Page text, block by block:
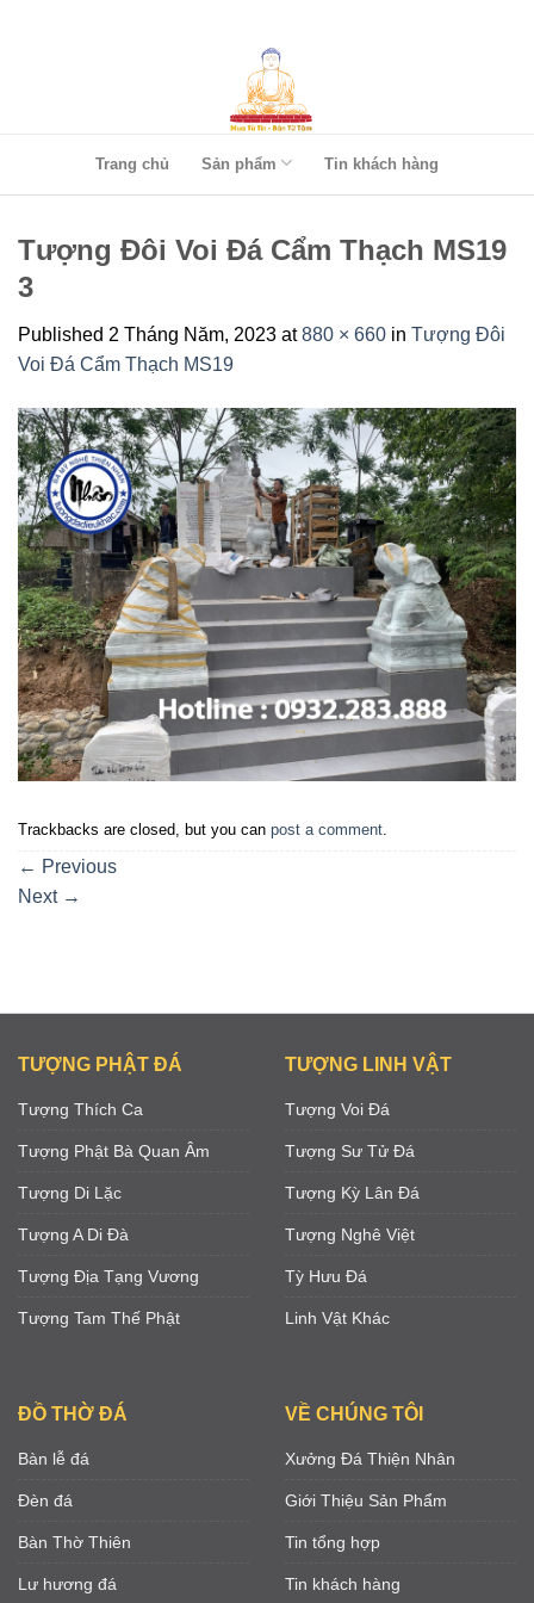
Trang chủ Sản phẩm Tin khách hàng
Tượng Đôi Voi Đá Cẩm Thạch MS19
3
Published 2 Tháng Năm, 2023 at880 × 660 in Tượng Đôi
Voi Đá Cẩm Thạch MS19
Trackbacks are closed, but you can post a comment
← Previous
Next →
TƯỢNG PHẬT ĐÁ
Tượng Thích Ca
Tượng Phật Bà Quan Âm
Tượng Di Lặc
Tượng A Di Đà
Tượng Địa Tạng Vương
Tượng Tam Thế Phật
TƯỢNG LINH VẬT
Tượng Voi Đá
Tượng Sư Tử Đá
Tượng Kỳ Lân Đá
Tượng Nghê Việt
Tỳ Hưu Đá
Linh Vật Khác
ĐỒ THỜ ĐÁ
Bàn lễ đá
Đèn đá
Bàn Thờ Thiên
Lư hương đá
VỀ CHÚNG TÔI
Xưởng Đá Thiện Nhân
Giới Thiệu Sản Phẩm
Tin tổng hợp
Tin khách hàng